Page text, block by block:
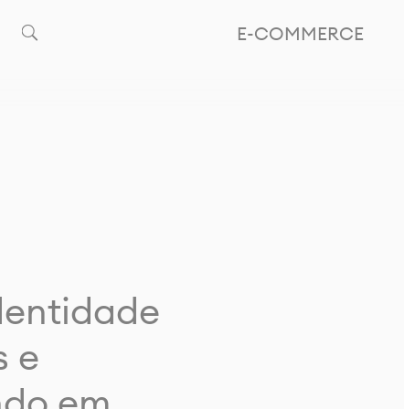
E-COMMERCE
e